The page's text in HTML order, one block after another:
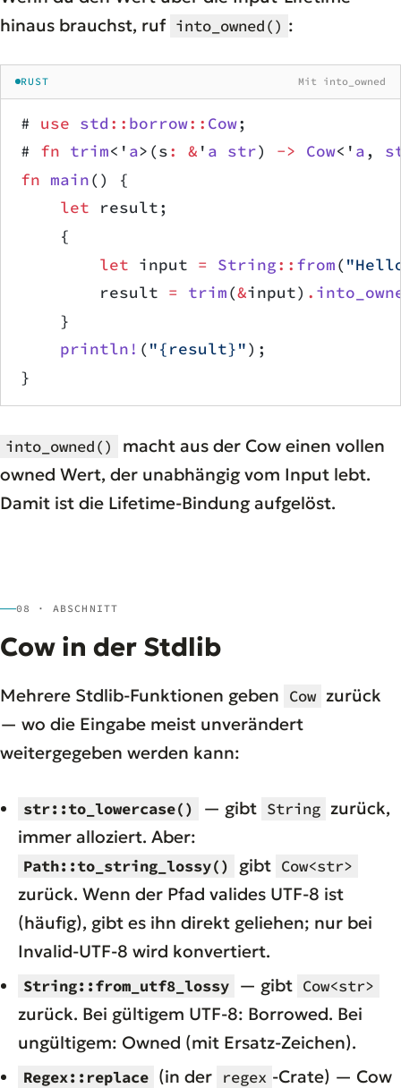
hinaus brauchst, ruf into_owned() :
RUST Mit into_owned
# use std :: borrow:: Cow;
# fn trim<' a>(s: & ' a str) -> Cow<' a,
fn main() {
    let
result;
    {
        let
input = String:: from(
        result
= trim(&input) .
    }
    println!
( "{result}"
}
into_owned()
macht aus der Cow einen vollen
owned Wert, der unabhängig vom Input lebt.
Damit ist die Lifetime-Bindung aufgelöst.
08 · ABSCHNITT
Cow in der Stdlib
Mehrere Stdlib-Funktionen geben Cow zurück
— wo die Eingabe meist unverändert
weitergegeben werden kann:
str::to_lowercase() — gibt String zurück,
immer alloziert. Aber:
Path::to_string_lossy() gibt Cow<str>
zurück. Wenn der Pfad valides UTF-8 ist
(häufig), gibt es ihn direkt geliehen; nur bei
Invalid-UTF-8 wird konvertiert.
String::from_utf8_lossy — gibt Cow<str>
zurück. Bei gültigem UTF-8: Borrowed. Bei
ungültigem: Owned (mit Ersatz-Zeichen).
Regex::replace (in der regex -Crate) — Cow